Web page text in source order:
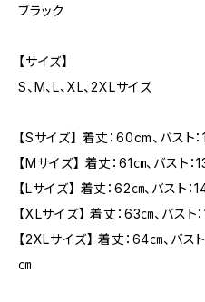
ブラック
【サイズ】
S、M、L、XL、2XLサイズ
【Sサイズ】 着丈：60cm、バスト
【Mサイズ】 着丈：61㎝、バスト
【Lサイズ】 着丈：62㎝、バスト
【XLサイズ】 着丈：63㎝、バス
【2XLサイズ】 着丈：64㎝、バス
㎝